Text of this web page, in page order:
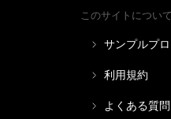
このサイトについて
サンプルプ
利用規約
よくある質問